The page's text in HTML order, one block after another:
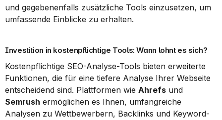
und gegebenenfalls zusätzliche Tools einzusetzen, um
umfassende Einblicke zu erhalten.
Investition in kostenpflichtige Tools: Wann lohnt es sich?
Kostenpflichtige SEO-Analyse-Tools bieten erweiterte
Funktionen, die für eine tiefere Analyse Ihrer Webseite
entscheidend sind. Plattformen wie Ahrefs
Semrush ermöglichen es Ihnen, umfangreiche
Analysen zu Wettbewerbern, Backlinks und Keyword-